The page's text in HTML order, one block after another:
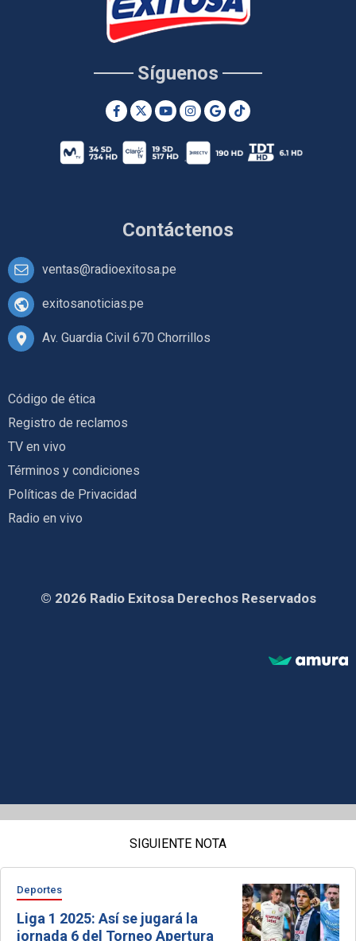
Contáctenos
ventas@radioexitosa.pe
exitosanoticias.pe
Av. Guardia Civil 670 Chorrillos
Síguenos
Código de ética
Registro de reclamos
TV en vivo
Términos y condiciones
Políticas de Privacidad
Radio en vivo
© 2026 Radio Exitosa Derechos Reservados
SIGUIENTE NOTA
Deportes
Liga 1 2025: Así se jugará la
jornada 6 del Torneo Apertura